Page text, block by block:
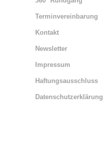
Terminvereinbarung
Kontakt
Newsletter
Impressum
Haftungsausschluss
Datenschutzerklärung